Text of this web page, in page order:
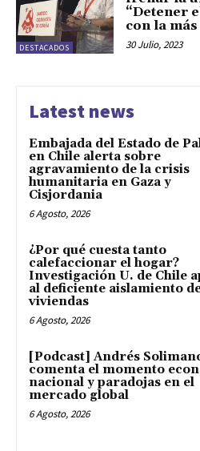
DESTACADOS
“Detener
con la
30 Julio, 2023
Latest news
Embajada del Estado de
en Chile alerta sobre
agravamiento de la crisis
humanitaria en Gaza y
Cisjordania
6 Agosto, 2026
¿Por qué cuesta tanto
calefaccionar el hogar?
Investigación U. de Chile
al deficiente aislamiento
viviendas
6 Agosto, 2026
[Podcast] Andrés
comenta el momento
nacional y paradojas en el
mercado global
6 Agosto, 2026